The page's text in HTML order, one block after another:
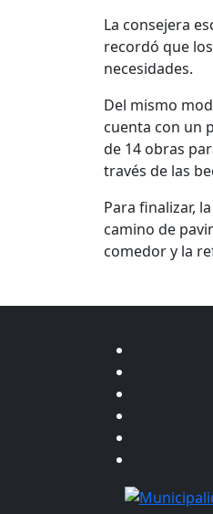
La consejera
recordó que
necesidades.
Del mismo
cuenta con un
de 14 obras
través de las
Para finalizar,
camino de
comedor y la